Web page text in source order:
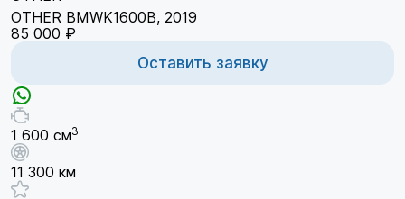
OTHER BMWK1600B, 2019
85 000 ₽
Оставить заявку
1 600 см3
11 300 км